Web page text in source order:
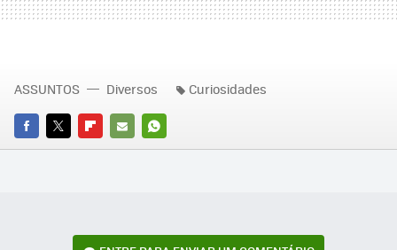
FACEBOOK
TWITTERFLIPBOARD
E-
WHATSAPP
ASSUNTOS Diversos Curiosidades